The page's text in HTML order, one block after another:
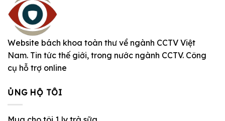
Website bách khoa toàn thư về ngành CCTV Việt
Nam. Tin tức thế giới, trong nước ngành CCTV. Công
cụ hỗ trợ online
ỦNG HỘ TÔI